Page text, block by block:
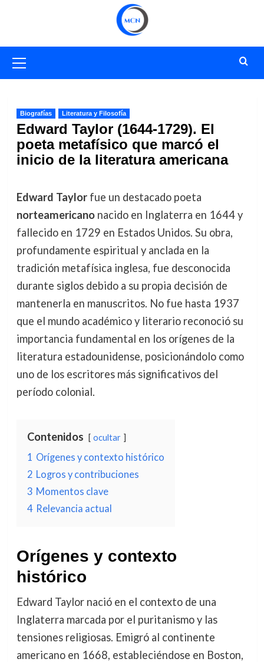
primario
Biografías Literatura y Filosofía
Edward Taylor (1644-1729). El
poeta metafísico que marcó el
inicio de la literatura americana
Edward Taylorfue un destacado poeta
norteamericanonacido en Inglaterra en 1644 y
fallecido en 1729 en Estados Unidos. Su obra,
profundamente espiritual y anclada en la
tradición metafísica inglesa, fue desconocida
durante siglos debido a su propia decisión de
mantenerla en manuscritos. No fue hasta 1937
que el mundo académico y literario reconoció su
importancia fundamental en los orígenes de la
literatura estadounidense, posicionándolo como
uno de los escritores más significativos del
período colonial.
Contenidos ocultar
1 Orígenes y contexto histórico
2 Logros y contribuciones
3 Momentos clave
4 Relevancia actual
Orígenes y contexto
histórico
Edward Taylor nació en el contexto de una
Inglaterra marcada por el puritanismo y las
tensiones religiosas. Emigró al continente
americano en 1668, estableciéndose en Boston,